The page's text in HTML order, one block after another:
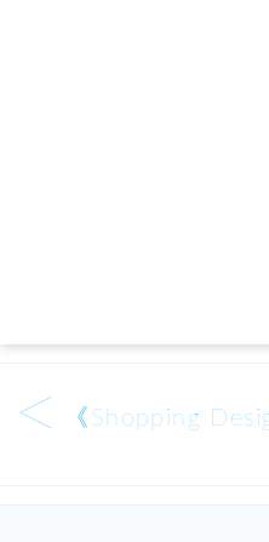
< 《Shopping